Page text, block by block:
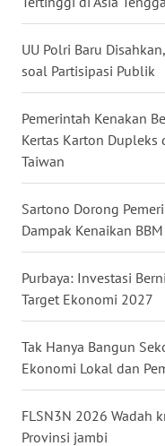
UU Polri Baru
soal Partisipasi Publik
Pemerintah Kenakan
Kertas Karton Dupleks
Taiwan
Sartono Dorong
Dampak Kenaikan
Purbaya: Investasi
Target Ekonomi 2027
Tak Hanya Bangun
Ekonomi Lokal dan
FLSN3N 2026 Wadah
Provinsi jambi
JATENG
WN
WN
JATIM
BALI
KALBAR
KALTENG